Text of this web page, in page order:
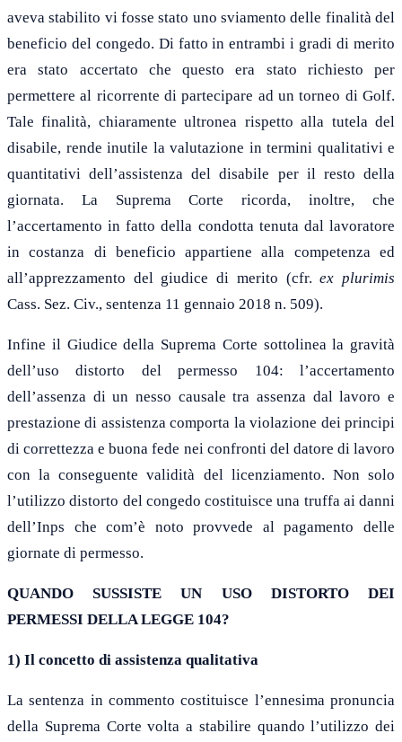
aveva stabilito vi fosse stato uno sviamento delle finalità del
beneficio del congedo. Di fatto in entrambi i gradi di merito
era stato accertato che questo era stato richiesto per
permettere al ricorrente di partecipare ad un torneo di Golf.
Tale finalità, chiaramente ultronea rispetto alla tutela del
disabile, rende inutile la valutazione in termini qualitativi e
quantitativi dell’assistenza del disabile per il resto della
giornata. La Suprema Corte ricorda, inoltre, che
l’accertamento in fatto della condotta tenuta dal lavoratore
in costanza di beneficio appartiene alla competenza ed
all’apprezzamento del giudice di merito (cfr. ex plurimis
Cass. Sez. Civ., sentenza 11 gennaio 2018 n. 509).
Infine il Giudice della Suprema Corte sottolinea la gravità
dell’uso distorto del permesso 104: l’accertamento
dell’assenza di un nesso causale tra assenza dal lavoro e
prestazione di assistenza comporta la violazione dei principi
di correttezza e buona fede nei confronti del datore di lavoro
con la conseguente validità del licenziamento. Non solo
l’utilizzo distorto del congedo costituisce una truffa ai danni
dell’Inps che com’è noto provvede al pagamento delle
giornate di permesso.
QUANDO SUSSISTE UN USO DISTORTO DEI
PERMESSI DELLA LEGGE 104?
1) Il concetto di assistenza qualitativa
La sentenza in commento costituisce l’ennesima pronuncia
della Suprema Corte volta a stabilire quando l’utilizzo dei